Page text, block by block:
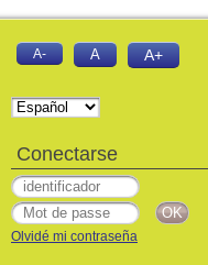
A- A A+
Conectarse
Olvidé mi contraseña